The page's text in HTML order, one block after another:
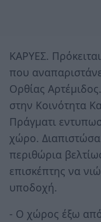
ΚΑΡΥΕΣ.
που
Ορθίας
στην Κοινότητα
Πράγματι
χώρο.
περιθώρια
επισκέπτης να
υποδοχή.
- Ο χώρος έξω